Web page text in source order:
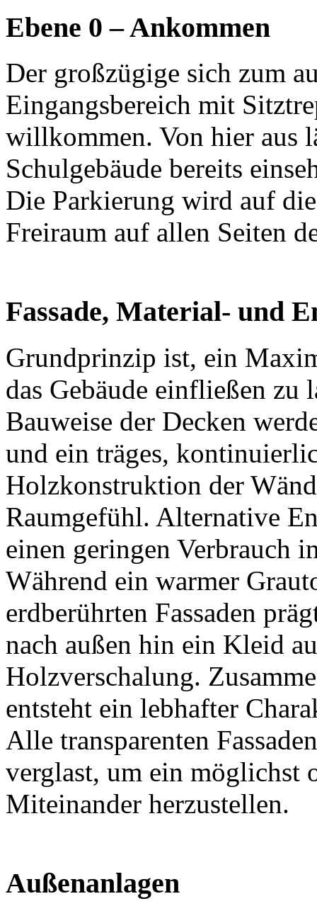
Ebene 0 – Ankommen
Der großzügige sich zum
Eingangsbereich mit
willkommen. Von hier aus
Schulgebäude bereits
Die Parkierung wird auf
Freiraum auf allen Seiten
Fassade, Material- und
Grundprinzip ist, ein
das Gebäude einfließen zu
Bauweise der Decken
und ein träges,
Holzkonstruktion der
Raumgefühl. Alternative
einen geringen Verbrauch
Während ein warmer
erdberührten Fassaden
nach außen hin ein Kleid
Holzverschalung.
entsteht ein lebhafter
Alle transparenten
verglast, um ein möglichst
Miteinander herzustellen.
Außenanlagen